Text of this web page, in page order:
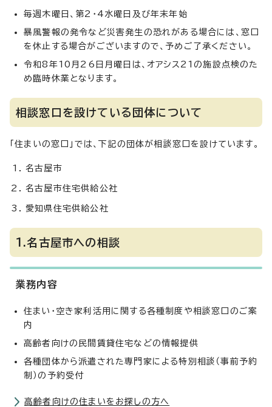
毎週木曜日、第2・4水曜日及び年末年始
暴風警報の発令など災害発生の恐れがある場合には、窓口
を休止する場合がございますので、予めご了承ください。
令和8年10月26日月曜日は、オアシス21の施設点検のた
め臨時休業となります。
相談窓口を設けている団体について
「住まいの窓口」では、下記の団体が相談窓口を設けています。
名古屋市
名古屋市住宅供給公社
愛知県住宅供給公社
1.名古屋市への相談
業務内容
住まい・空き家利活用に関する各種制度や相談窓口のご案
内
高齢者向けの民間賃貸住宅などの情報提供
各種団体から派遣された専門家による特別相談（事前予約
制）の予約受付
高齢者向けの住まいをお探しの方へ